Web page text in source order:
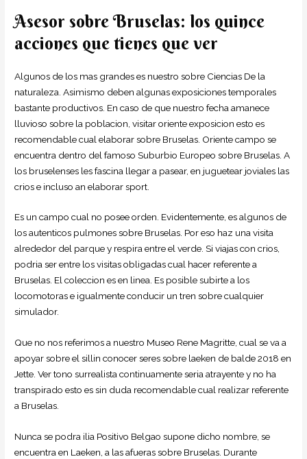
Asesor sobre Bruselas: los quince
acciones que tienes que ver
Algunos de los mas grandes es nuestro sobre Ciencias De la
naturaleza. Asimismo deben algunas exposiciones temporales
bastante productivos. En caso de que nuestro fecha amanece
lluvioso sobre la poblacion, visitar oriente exposicion esto es
recomendable cual elaborar sobre Bruselas. Oriente campo se
encuentra dentro del famoso Suburbio Europeo sobre Bruselas. A
los bruselenses les fascina llegar a pasear, en juguetear joviales las
crios e incluso an elaborar sport.
Es un campo cual no posee orden. Evidentemente, es algunos de
los autenticos pulmones sobre Bruselas. Por eso haz una visita
alrededor del parque y respira entre el verde. Si viajas con crios,
podria ser entre los visitas obligadas cual hacer referente a
Bruselas. El coleccion es en linea. Es posible subirte a los
locomotoras e igualmente conducir un tren sobre cualquier
simulador.
Que no nos referimos a nuestro Museo Rene Magritte, cual se va a
apoyar sobre el silli­n conocer seres sobre laeken de balde 2018 en
Jette. Ver tono surrealista continuamente seri­a atrayente y no ha
transpirado esto es sin duda recomendable cual realizar referente
a Bruselas.
Nunca se podra ilia Positivo Belgao supone dicho nombre, se
encuentra en Laeken, a las afueras sobre Bruselas. Durante